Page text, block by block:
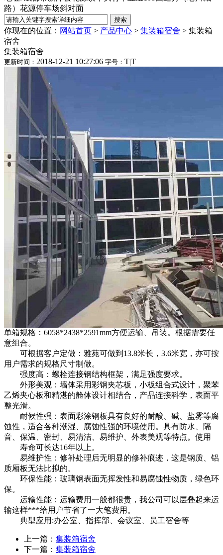
路）花源停车场斜对面
你现在的位置： 网站首页 > 产品中心 > 集装箱宿舍 > 集装箱
宿舍
集装箱宿舍
更新时间： 2018-12-21 10:27:06 字号： T|T
单箱规格：6058*2438*2591mm方便运输、吊装。根据需要任
意组合。
可根据客户定做：雅苑可做到13.8米长，3.6米宽，亦可按
用户需求的规格尺寸制做。
强度高：螺栓连接钢结构框架，满足强度要求。
外形美观：墙体采用彩钢夹芯板，小板组合式设计，聚苯
乙烯夹心板和精湛的舱体设计相结合，产品连接科学，表面平
整光滑。
耐候性强：表面彩涂钢板具有良好的耐酸、碱、盐雾等腐
蚀性，适合各种潮湿、腐蚀性强的环境使用。具有防水、隔
音、保温、密封、易清洁、易维护、外表美观等特点。使用
寿命可长达16年以上。
易维护性：修补处理后无明显的修补痕迹，这是钢质、铝
质厢板无法比拟的。
环保性能：玻璃钢表面无挥发性和易腐蚀性物质，绿色环
保。
运输性能：运输费用一般都很贵，我公司可以层叠起来运
输这样***给用户节省了一大笔费用。
典型应用:办公室、指挥部、会议室、员工宿舍等
上一篇： 集装箱宿舍
下一篇： 集装箱宿舍